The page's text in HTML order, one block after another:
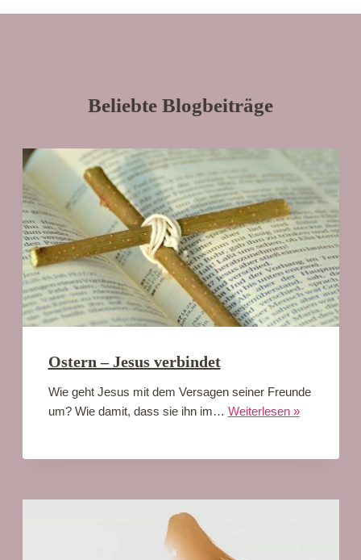
Beliebte Blogbeiträge
Ostern – Jesus verbindet
Wie geht Jesus mit dem Versagen seiner Freunde
um? Wie damit, dass sie ihn im… Weiterlesen »